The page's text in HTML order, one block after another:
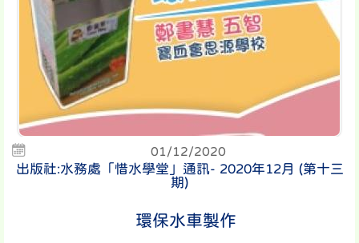
01/12/2020
出版社:水務處「惜水學堂」通訊- 2020年12月 (第十三
期)
環保水車製作